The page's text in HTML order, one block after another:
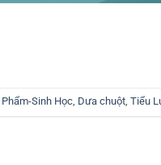
Sinh Học, Dưa chuột, Tiểu